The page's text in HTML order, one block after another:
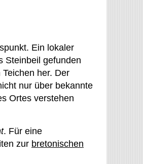
Ein lokaler
Steinbeil gefunden
her. Der
nur über bekannte
Ortes verstehen
. Für eine
zur bretonischen